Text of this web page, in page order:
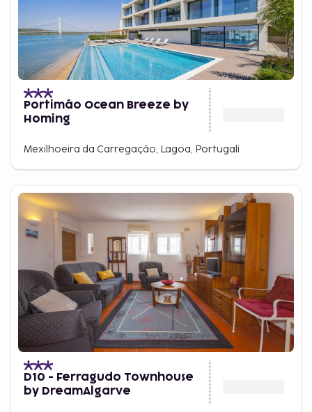
Portimão Ocean Breeze by
Homing
Mexilhoeira da Carregação, Lagoa, Portugali
D10 - Ferragudo Townhouse
by DreamAlgarve